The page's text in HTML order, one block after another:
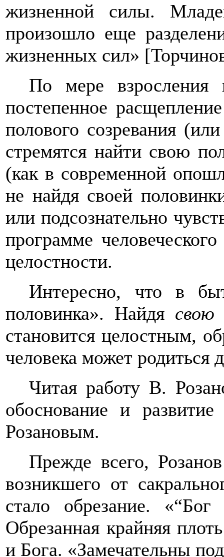
жизненной силы.
произошло еще
жизненных сил»
По мере взросления
постепенное
полового созревания
стремятся найти свою
(как в современной
не найдя своей
или подсознательно
программе
целостности.
Интересно, что в
половинка». Найдя свою
становится целостным,
человека может родиться
Читая работу В.
обоснование и
Розановым.
Прежде всего,
возникшего от
стало обрезание. «“Бог
Обрезанная крайняя
и Бога. «Замечательны